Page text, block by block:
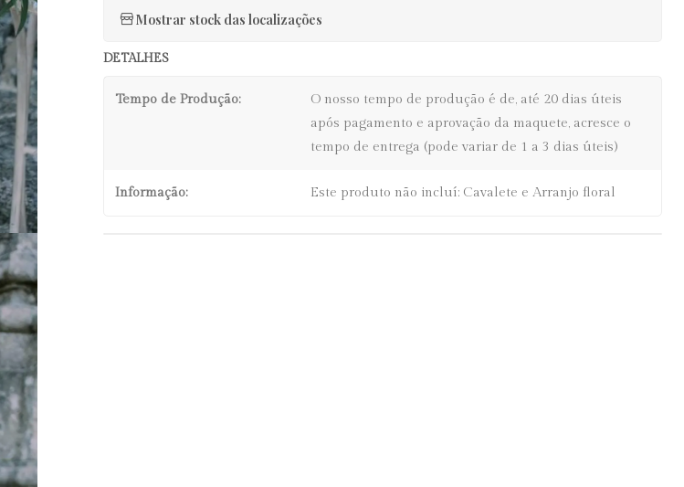
Mostrar stock das localizações
DETALHES
Tempo de Produção:
O nosso tempo de produção é de, até 20 dias úteis
após pagamento e aprovação da maquete, acresce o
tempo de entrega (pode variar de 1 a 3 dias úteis)
Informação: Este produto não incluí: Cavalete e Arranjo floral